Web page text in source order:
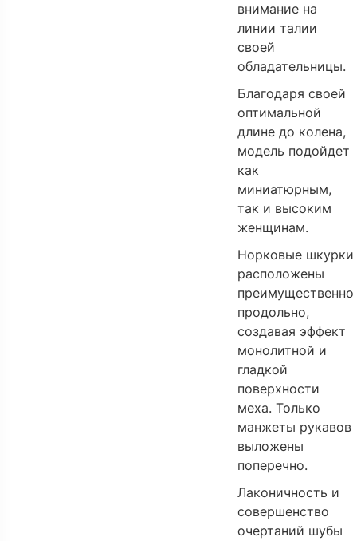
внимание на
линии талии
своей
обладательницы.
Благодаря своей
оптимальной
длине до колена,
модель подойдет
как
миниатюрным,
так и высоким
женщинам.
Норковые шкурки
расположены
преимущественно
продольно,
создавая эффект
монолитной и
гладкой
поверхности
меха. Только
манжеты рукавов
выложены
поперечно.
Лаконичность и
совершенство
очертаний шубы